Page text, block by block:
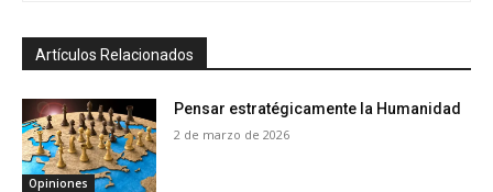
Artículos Relacionados
Opiniones
Pensar estratégicamente la Humanidad
2 de marzo de 2026